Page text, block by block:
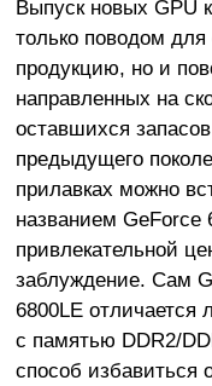
Выпуск новых GPU
только поводом
продукцию, но и
направленных на
оставшихся
предыдущего
прилавках можно
названием GeForce
привлекательной
заблуждение. Сам
6800LE отличается
с памятью DDR2/
способ избавиться